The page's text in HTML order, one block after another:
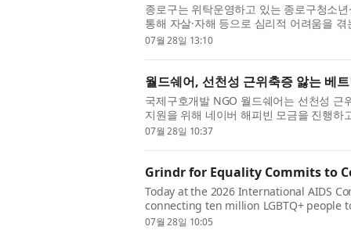
종로구는 위탁운영하고 있는 종로구청소
통해 자살·자해 등으로 심리적 어려움을
화키트 ‘지금 나를 위한 작은 도움’ 200개
07월 28일 13:10
월드쉐어, 선천성 근위축증 앓는 베
국제구호개발 NGO 월드쉐어는 선천성 근
지원을 위해 네이버 해피빈 모금을 진행
귀질환으로, 시간이 지날수록 걷기를 비롯
07월 28일 10:37
Grindr for Equality Commits to
Today at the 2026 International AIDS
connecting ten million LGBTQ+ people
reach to advance the global effort to
07월 28일 10:05